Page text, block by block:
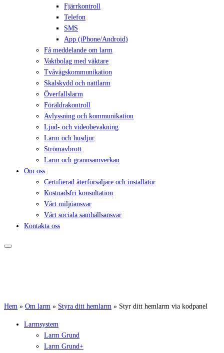
Fjärrkontroll
Telefon
SMS
App (iPhone/Android)
Få meddelande om larm
Vaktbolag med väktare
Tvåvägskommunikation
Skalskydd och nattlarm
Överfallslarm
Föräldrakontroll
Avlyssning och kommunikation
Ljud- och videobevakning
Larm och husdjur
Strömavbrott
Larm och grannsamverkan
Om oss
Certifierad återförsäljare och installatör
Kostnadsfri konsultation
Vårt miljöansvar
Vårt sociala samhällsansvar
Kontakta oss
Hem » Om larm » Styra ditt hemlarm » Styr ditt hemlarm via kodpanel
Larmsystem
Larm Grund
Larm Grund+